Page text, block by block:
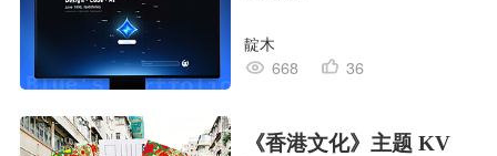
靛木
668
36
《香港文化》主题 KV